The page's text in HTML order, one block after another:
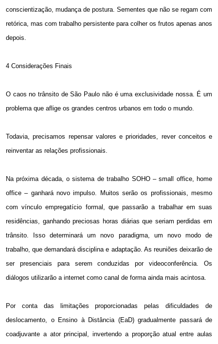
conscientização, mudança de postura. Sementes que não se regam com
retórica, mas com trabalho persistente para colher os frutos apenas anos
depois.
4 Considerações Finais
O caos no trânsito de São Paulo não é uma exclusividade nossa. É um
problema que aflige os grandes centros urbanos em todo o mundo.
Todavia, precisamos repensar valores e prioridades, rever conceitos e
reinventar as relações profissionais.
Na próxima década, o sistema de trabalho SOHO – small office, home
office – ganhará novo impulso. Muitos serão os profissionais, mesmo
com vínculo empregatício formal, que passarão a trabalhar em suas
residências, ganhando preciosas horas diárias que seriam perdidas em
trânsito. Isso determinará um novo paradigma, um novo modo de
trabalho, que demandará disciplina e adaptação. As reuniões deixarão de
ser presenciais para serem conduzidas por videoconferência. Os
diálogos utilizarão a internet como canal de forma ainda mais acintosa.
Por conta das limitações proporcionadas pelas dificuldades de
deslocamento, o Ensino à Distância (EaD) gradualmente passará de
coadjuvante a ator principal, invertendo a proporção atual entre aulas